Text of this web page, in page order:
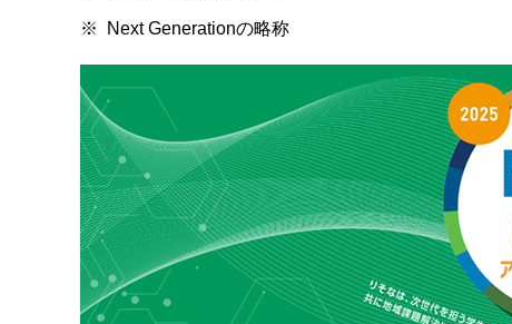
※ Next Generationの略称